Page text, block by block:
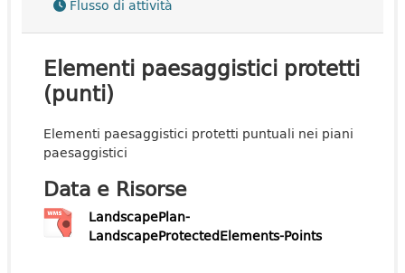
Flusso di attività
Elementi paesaggistici protetti
(punti)
Elementi paesaggistici protetti puntuali nei piani
paesaggistici
Data e Risorse
LandscapePlan-
LandscapeProtectedElements-Points